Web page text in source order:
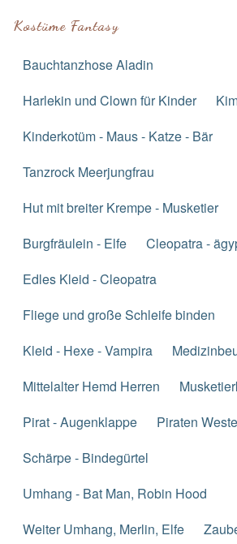
Kostüme Fantasy
Bauchtanzhose Aladin
Harlekin und Clown für Kinder
Kinderkotüm - Maus - Katze - Bär
Tanzrock Meerjungfrau
Hut mit breiter Krempe - Musketier
Burgfräulein - Elfe
Cleopatra -
Edles Kleid - Cleopatra
Fliege und große Schleife binden
Kleid - Hexe - Vampira
Mittelalter Hemd Herren
Pirat - Augenklappe
Piraten Weste
Schärpe - Bindegürtel
Umhang - Bat Man, Robin Hood
Weiter Umhang, Merlin, Elfe